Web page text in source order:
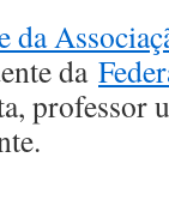
da
da
professor